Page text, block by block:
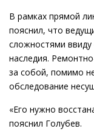
В рамках прямой
пояснил, что
сложностями ввиду
наследия.
за собой, помимо
обследование
«Его нужно
пояснил Голубев.